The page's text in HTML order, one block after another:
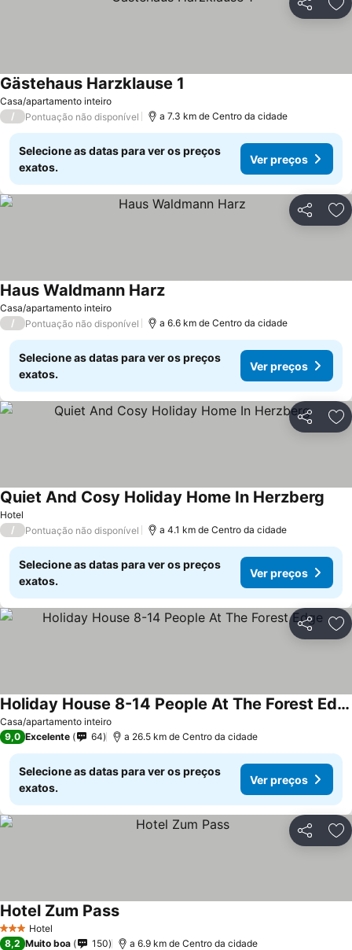
Partilhar
Casa/apartamento inteiro
Gästehaus Harzklause 1
/ Pontuação não disponível a 7.3 km de Centro da cidade
Selecione as datas para ver os preços
exatos.
Ver preços
Partilhar
Casa/apartamento inteiro
Haus Waldmann Harz
/ Pontuação não disponível a 6.6 km de Centro da cidade
Selecione as datas para ver os preços
exatos.
Ver preços
Partilhar
Hotel
Quiet And Cosy Holiday Home In Herzberg
/ Pontuação não disponível a 4.1 km de Centro da cidade
Selecione as datas para ver os preços
exatos.
Ver preços
Partilhar
Casa/apartamento inteiro
Holiday House 8-14 People At The Forest Edge
9,0 Excelente 64 a 26.5 km de Centro da cidade
Selecione as datas para ver os preços
exatos.
Ver preços
Partilhar
3 EstrelasHotel
Hotel Zum Pass
8,2 Muito boa 150 a 6.9 km de Centro da cidade